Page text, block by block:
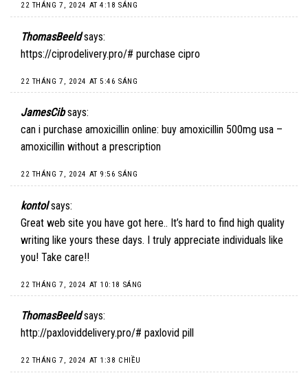
22 THÁNG 7, 2024 AT 4:18 SÁNG
ThomasBeeld says:
https://ciprodelivery.pro/# purchase cipro
22 THÁNG 7, 2024 AT 5:46 SÁNG
JamesCib says:
can i purchase amoxicillin online: buy amoxicillin 500mg usa –
amoxicillin without a prescription
22 THÁNG 7, 2024 AT 9:56 SÁNG
kontol says:
Great web site you have got here.. It’s hard to find high quality
writing like yours these days. I truly appreciate individuals like
you! Take care!!
22 THÁNG 7, 2024 AT 10:18 SÁNG
ThomasBeeld says:
http://paxloviddelivery.pro/# paxlovid pill
22 THÁNG 7, 2024 AT 1:38 CHIỀU